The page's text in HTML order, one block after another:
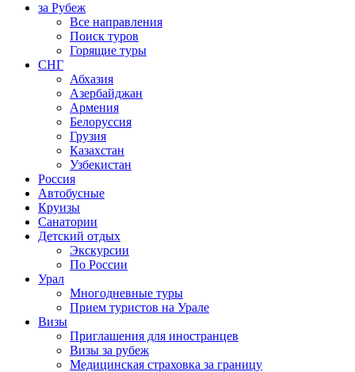
за Рубеж
Все направления
Поиск туров
Горящие туры
СНГ
Абхазия
Азербайджан
Армения
Белоруссия
Грузия
Казахстан
Узбекистан
Россия
Автобусные
Круизы
Санатории
Детский отдых
Экскурсии
По России
Урал
Многодневные туры
Прием туристов на Урале
Визы
Приглашения для иностранцев
Визы за рубеж
Медицинская страховка за границу